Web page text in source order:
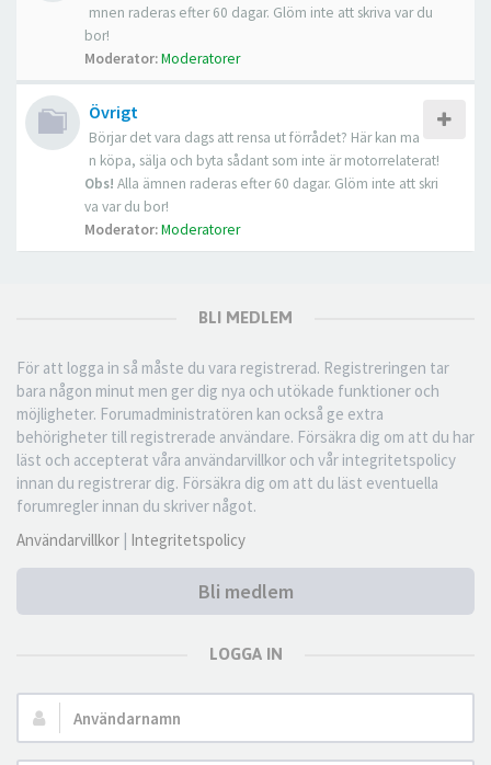
mnen raderas efter 60 dagar. Glöm inte att skriva var du
bor!
Moderator:Moderatorer
Övrigt
Börjar det vara dags att rensa ut förrådet? Här kan ma
n köpa, sälja och byta sådant som inte är motorrelaterat!
Obs! Alla ämnen raderas efter 60 dagar. Glöm inte att skri
va var du bor!
Moderator:Moderatorer
BLI MEDLEM
För att logga in så måste du vara registrerad. Registreringen tar
bara någon minut men ger dig nya och utökade funktioner och
möjligheter. Forumadministratören kan också ge extra
behörigheter till registrerade användare. Försäkra dig om att du har
läst och accepterat våra användarvillkor och vår integritetspolicy
innan du registrerar dig. Försäkra dig om att du läst eventuella
forumregler innan du skriver något.
Användarvillkor | Integritetspolicy
Bli medlem
LOGGA IN
Användarnamn: